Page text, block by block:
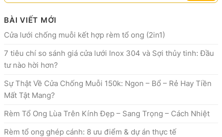
BÀI VIẾT MỚI
Cửa lưới chống muỗi kết hợp rèm tổ ong (2in1)
7 tiêu chí so sánh giá cửa lưới Inox 304 và Sợi thủy tinh: Đầu
tư nào hời hơn?
Sự Thật Về Cửa Chống Muỗi 150k: Ngon – Bổ – Rẻ Hay Tiền
Mất Tật Mang?
Rèm Tổ Ong Lùa Trên Kính Đẹp – Sang Trọng – Cách Nhiệt
Rèm tổ ong ghép cánh: 8 ưu điểm & dự án thực tế